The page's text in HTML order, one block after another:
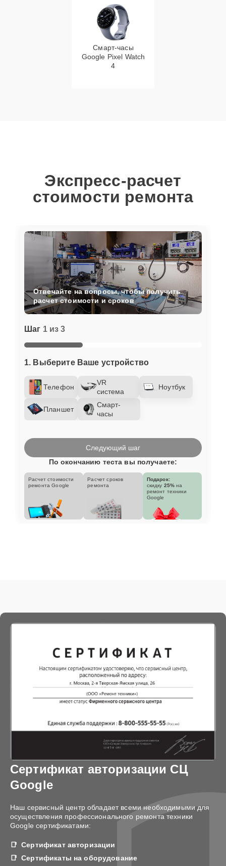
Смарт-часы
Google Pixel Watch
4
Экспресс-расчет
стоимости ремонта
Шаг 1 из 3
1. Выберите Ваше устройство
Телефон
VR
система
Ноутбук
Планшет
Смарт-
часы
Отвечайте на вопросы, чтобы получить
расчет стоимости и сроков
Следующий шаг
По окончанию теста вы получаете:
Расчет стоимости
ремонта Google
Расчет сроков
ремонта
Подарок:
скидку 25% на
ремонт техники
Google
Сертификат авторизации СЦ
Google
Наш сервисный центр обладает всеми необходимыми для
осуществления профессионального ремонта техники
Google сертификатами:
Сертификат авторизации
Сертификаты на оборудование